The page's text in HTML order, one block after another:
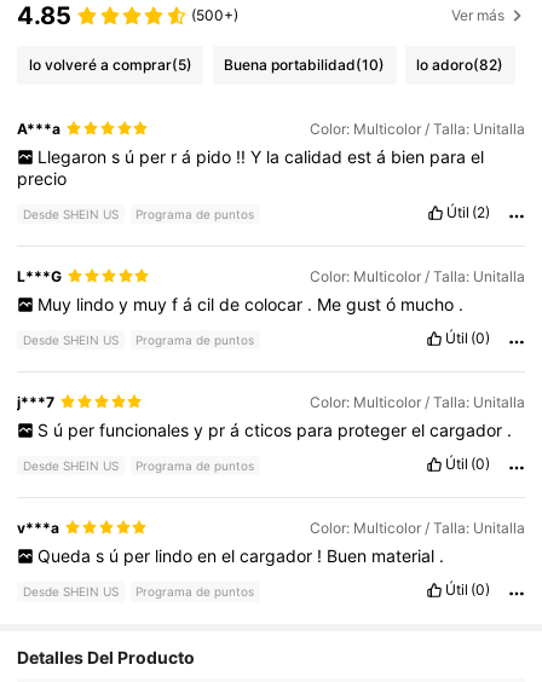
4.85 (500+) Ver más
lo volveré a comprar(5) Buena portabilidad(10) lo adoro(82)
A***a Color: Multicolor / Talla: Unitalla
Llegaron s ú per r á pido !! Y la calidad est á bien para el
precio
Desde SHEIN US Programa de puntos Útil (2)
L***G Color: Multicolor / Talla: Unitalla
Muy lindo y muy f á cil de colocar . Me gust ó mucho .
Desde SHEIN US Programa de puntos Útil (0)
j***7 Color: Multicolor / Talla: Unitalla
S ú per funcionales y pr á cticos para proteger el cargador .
Desde SHEIN US Programa de puntos Útil (0)
v***a Color: Multicolor / Talla: Unitalla
Queda s ú per lindo en el cargador ! Buen material .
Desde SHEIN US Programa de puntos Útil (0)
Detalles Del Producto
4.85 90 Seguidores